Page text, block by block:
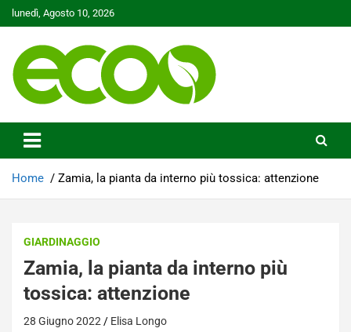
Skip
to
lunedì, Agosto 10, 2026
Ecoo.it
Home Zamia, la pianta da interno più tossica: attenzione
GIARDINAGGIO
Zamia, la pianta da interno più
tossica: attenzione
28 Giugno 2022 Elisa Longo